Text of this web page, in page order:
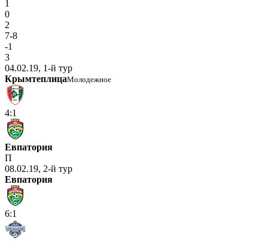
1
0
2
7-8
-1
3
04.02.19, 1-й тур
КрымтеплицаМолодежное
4:1
Евпатория
П
08.02.19, 2-й тур
Евпатория
6:1